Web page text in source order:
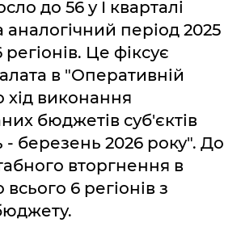
до 56 у I кварталі
аналогічний період 2025
Це фіксує
в "Оперативній
хід виконання
бюджетів суб'єктів
- березень 2026 року". До
вторгнення в
6 регіонів з